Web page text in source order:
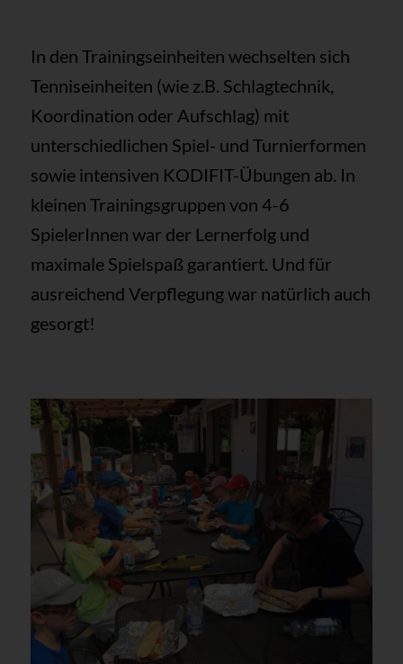
In den Trainingseinheiten wechselten sich
Tenniseinheiten (wie z.B. Schlagtechnik,
Koordination oder Aufschlag) mit
unterschiedlichen Spiel- und Turnierformen
sowie intensiven KODIFIT-Übungen ab. In
kleinen Trainingsgruppen von 4-6
SpielerInnen war der Lernerfolg und
maximale Spielspaß garantiert. Und für
ausreichend Verpflegung war natürlich auch
gesorgt!